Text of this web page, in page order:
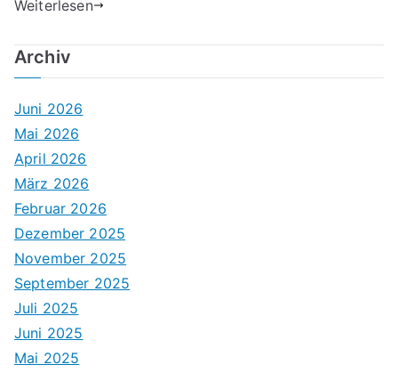
Weiterlesen
Archiv
Juni 2026
Mai 2026
April 2026
März 2026
Februar 2026
Dezember 2025
November 2025
September 2025
Juli 2025
Juni 2025
Mai 2025